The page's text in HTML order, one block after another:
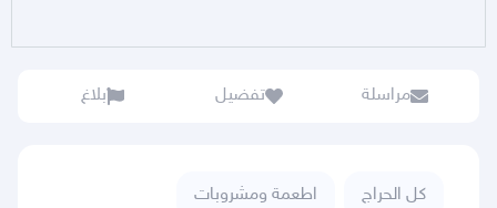
مراسلة تفضيل بلاغ
كل الحراج اطعمة ومشروبات